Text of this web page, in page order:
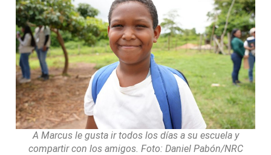
A Marcus le gusta ir todos los días a su escuela y
compartir con los amigos. Foto: Daniel Pabón/NRC